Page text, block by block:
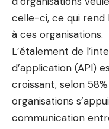
celle-ci, ce qui rend
à ces organisations.
L’étalement de
d’application (API)
croissant, selon
organisations
communication